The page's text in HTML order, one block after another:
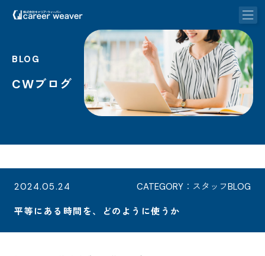
BLOG
CWブログ
2024.05.24 CATEGORY：スタッフBLOG
平等にある時間を、どのように使うか